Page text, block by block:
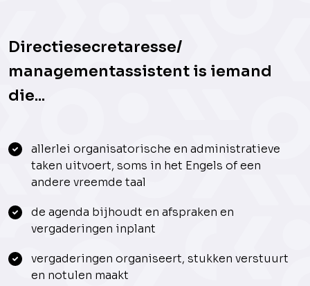
Directiesecretaresse/
managementassistent is iemand
die...
allerlei organisatorische en administratieve
taken uitvoert, soms in het Engels of een
andere vreemde taal
de agenda bijhoudt en afspraken en
vergaderingen inplant
vergaderingen organiseert, stukken verstuurt
en notulen maakt